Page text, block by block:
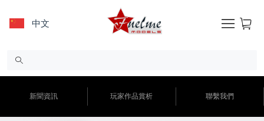
中文
新聞資訊 玩家作品賞析 聯繫我們